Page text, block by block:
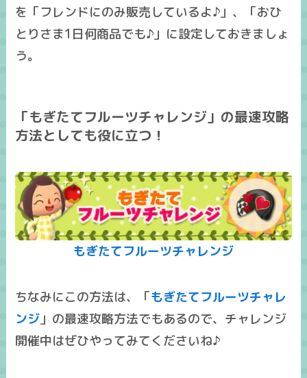
を「フレンドにのみ販売しているよ♪」、「おひ
とりさま1日何商品でも♪」に設定しておきましょ
う。
「もぎたてフルーツチャレンジ」の最速攻略
方法としても役に立つ！
もぎたてフルーツチャレンジ
ちなみにこの方法は、「もぎたてフルーツチャレ
ンジ」の最速攻略方法でもあるので、チャレンジ
開催中はぜひやってみてくださいね♪